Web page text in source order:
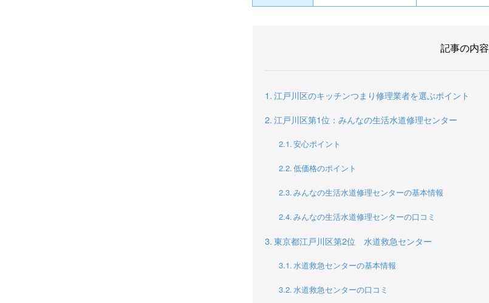
記事の内容
江戸川区のキッチンつまり修理業者を選ぶポイント
江戸川区第1位：みんなの生活水道修理センター
安心ポイント
低価格のポイント
みんなの生活水道修理センターの基本情報
みんなの生活水道修理センターの口コミ
東京都江戸川区第2位 水道救急センター
水道救急センターの基本情報
水道救急センターの口コミ